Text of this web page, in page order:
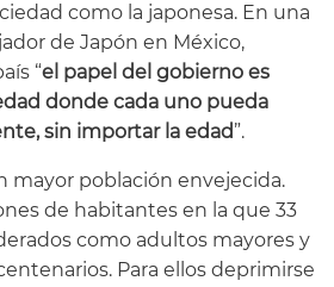
como la japonesa. En una
de Japón en México,
“el papel del gobierno es
donde cada uno pueda
sin importar la edad”.
mayor población envejecida.
de habitantes en la que 33
como adultos mayores y
Para ellos deprimirse